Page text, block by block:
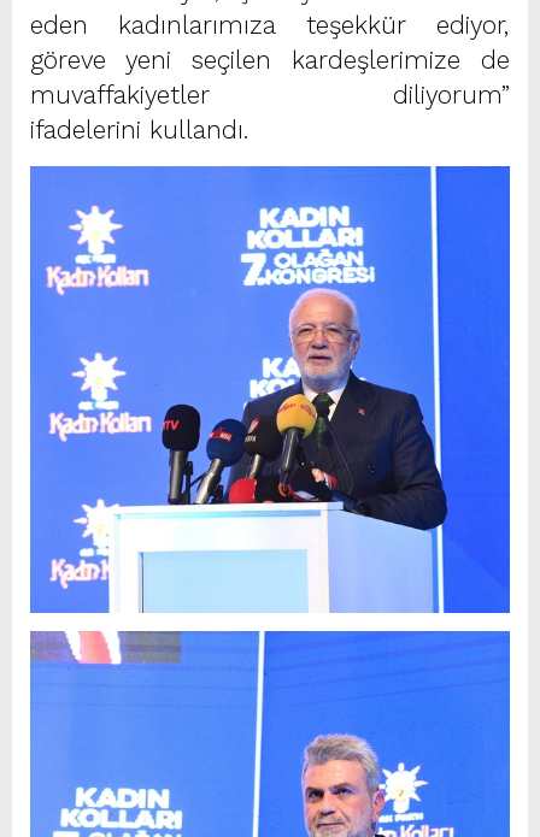
eden kadınlarımıza teşekkür ediyor,
göreve yeni seçilen kardeşlerimize de
muvaffakiyetler diliyorum”
ifadelerini kullandı.